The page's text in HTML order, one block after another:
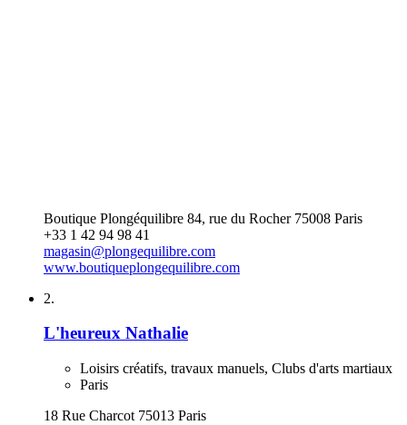
Boutique Plongéquilibre 84, rue du Rocher 75008 Paris
+33 1 42 94 98 41
magasin@plongequilibre.com
www.boutiqueplongequilibre.com
2.
L'heureux Nathalie
Loisirs créatifs, travaux manuels, Clubs d'arts martiaux
Paris
18 Rue Charcot 75013 Paris